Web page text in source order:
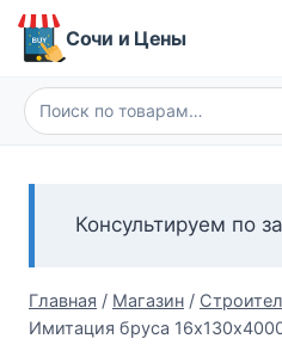
Перейти
Сочи и Цены
Искать:
Консультируем по
Главная / Магазин /
Имитация бруса